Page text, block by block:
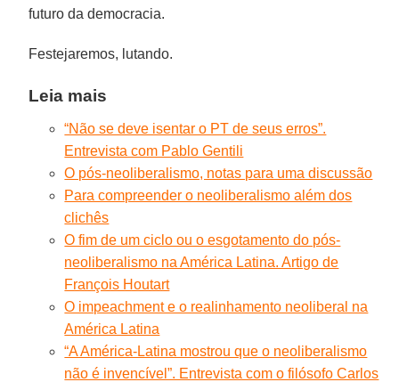
futuro da democracia.
Festejaremos, lutando.
Leia mais
“Não se deve isentar o PT de seus erros”.
Entrevista com Pablo Gentili
O pós-neoliberalismo, notas para uma discussão
Para compreender o neoliberalismo além dos
clichês
O fim de um ciclo ou o esgotamento do pós-
neoliberalismo na América Latina. Artigo de
François Houtart
O impeachment e o realinhamento neoliberal na
América Latina
“A América-Latina mostrou que o neoliberalismo
não é invencível”. Entrevista com o filósofo Carlos